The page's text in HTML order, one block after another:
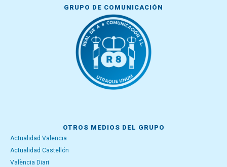
GRUPO DE COMUNICACIÓN
OTROS MEDIOS DEL GRUPO
Actualidad Valencia
Actualidad Castellón
València Diari